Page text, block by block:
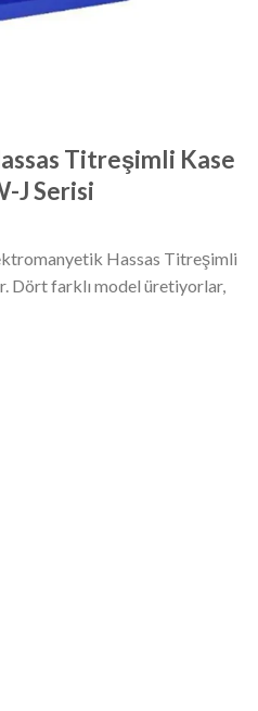
Titreşimli Kase
J Serisi
Hassas Titreşimli
Dört farklı model üretiyorlar,